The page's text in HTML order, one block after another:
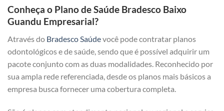
Conheça o Plano de Saúde Bradesco Baixo
Guandu Empresarial?
Através do Bradesco Saúdevocê pode contratar planos
odontológicos e de saúde, sendo que é possível adquirir um
pacote conjunto com as duas modalidades. Reconhecido por
sua ampla rede referenciada, desde os planos mais básicos a
empresa busca fornecer uma cobertura completa.